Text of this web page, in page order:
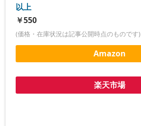
以上
￥550
(価格・在庫状況は記事公開時点のものです)
Amazon
楽天市場